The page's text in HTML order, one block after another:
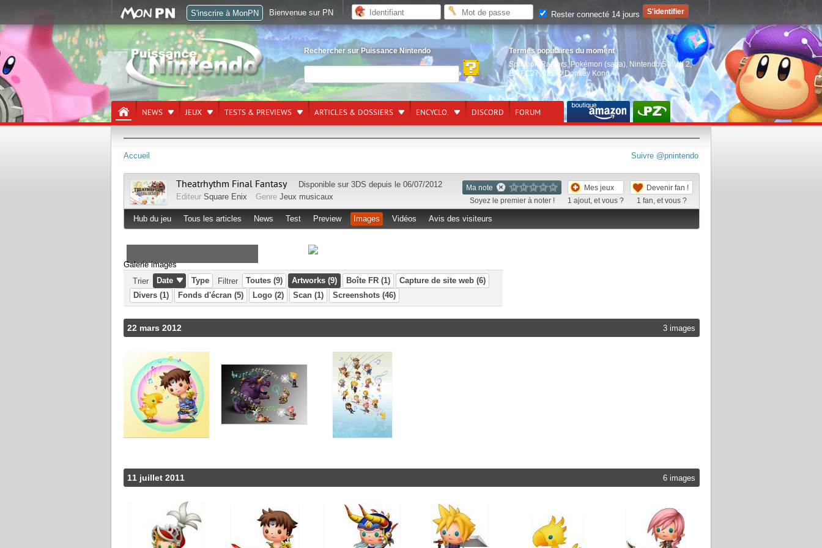
Rechercher sur Puissance Nintendo
Termes populaires du moment
Splatoon Raiders, Pokémon (saga) Nintendo Switch 2,
EA FC27,LEGO Donkey Kong
NEWS JEUX TESTS & PREVIEWS ARTICLES & DOSSIERS ENCYCLO. DISCORD FORUM
Suivre @pnintendo
Accueil
Ma note
Soyez le premier à noter !
Mes jeux
1 ajout, et vous ?
Devenir fan !
1 fan, et vous ?
Theatrhythm Final Fantasy Disponible sur 3DS depuis le 06/07/2012
Editeur Square Enix Genre Jeux musicaux
Hub du jeu Tous les articles News Test Preview Images Vidéos Avis des visiteurs
Impressions
Test
Galerie images
Trier
Date Type Filtrer Toutes (9) Artworks (9) Boîte FR (1)
Capture de site web (6)
Divers (1)
Fonds d'écran (5) Logo (2) Scan (1) Screenshots (46)
22 mars 2012 3 images
11 juillet 2011 6 images
S'inscrire à MonPN Bienvenue sur PN Rester connecté 14 jours